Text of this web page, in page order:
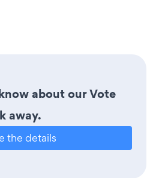
about our Vote
away.
the details